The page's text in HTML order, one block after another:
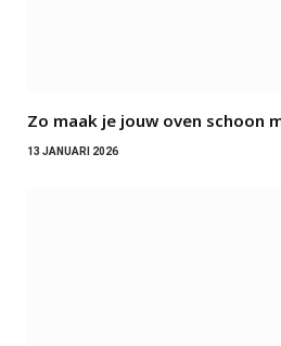
Zo maak je jouw oven schoon
13 JANUARI 2026